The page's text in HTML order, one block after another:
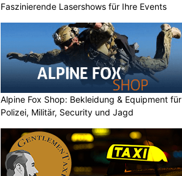
Faszinierende Lasershows für Ihre Events
Alpine Fox Shop: Bekleidung & Equipment für
Polizei, Militär, Security und Jagd